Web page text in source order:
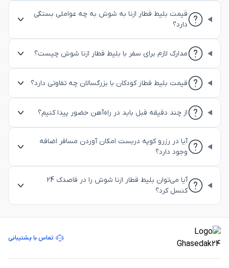
قیمت بلیط قطار ازنا به شوش به چه عواملی بستگی
دارد؟
مدارک لازم برای سفر با بلیط قطار ازنا شوش چیست؟
قیمت بلیط قطار کودکان با بزرگسالان چه تفاوتی دارد؟
از چند دقیقه قبل باید در راه‌آهن حضور پیدا کنیم؟
آیا در رزرو کوپه دربست امکان آوردن مسافر اضافه
وجود دارد؟
آیا می‌توان بلیط قطار ازنا شوش را در قاصدک 24
کنسل کرد؟
تماس با پشتیبانی